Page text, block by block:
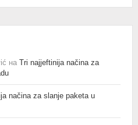
на Tri najjeftinija načina za
načina za slanje paketa u